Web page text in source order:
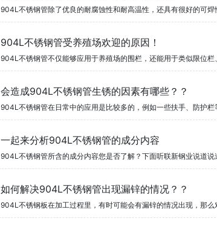
904L不锈钢管除了优良的耐腐蚀性和耐高温性，还具有很好的可
904L不锈钢管受养殖场欢迎的原因！
904L不锈钢管不仅能够应用于养殖场的围栏，还能用于类似限位栏
会造成904L不锈钢管生锈的因素有哪些？？
904L不锈钢管在日常中的应用是比较多的，例如一些扶手、防护栏
一起来分析904L不锈钢管的成分内容
904L不锈钢管所含的成分内容您是否了解？下面听联新钢业说道说
如何解决904L不锈钢管出现漏锌的情况？？
904L不锈钢板在加工过程里，有时可能会有漏锌的情况出现，那么